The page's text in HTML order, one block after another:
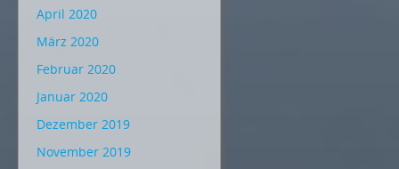
April 2020
März 2020
Februar 2020
Januar 2020
Dezember 2019
November 2019